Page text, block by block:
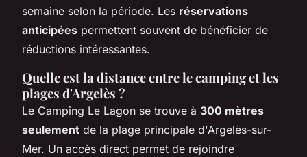
semaine selon la période. Les réservations
anticipées permettent souvent de bénéficier de
réductions intéressantes.
Quelle est la distance entre le camping et les
plages d'Argelès ?
Le Camping Le Lagon se trouve à 300 mètres
seulement de la plage principale d'Argelès-sur-
Mer. Un accès direct permet de rejoindre